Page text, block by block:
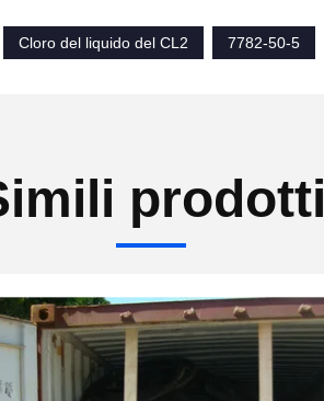
Cloro del liquido del CL2 7782-50-5
prodotti